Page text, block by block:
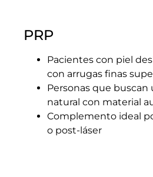
PRP
Pacientes con piel
con arrugas finas
Personas que
natural con material
Complemento ideal
o post-láser